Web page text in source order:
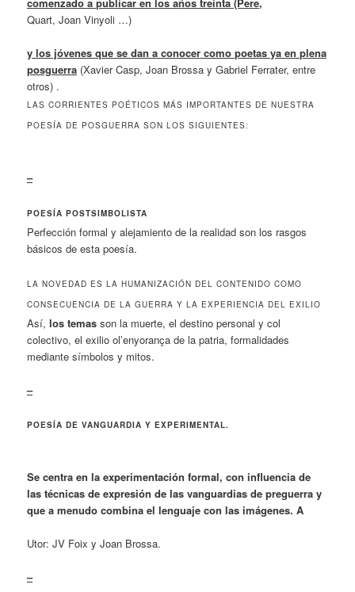
Quart, Joan Vinyoli …)
y los jóvenes que se dan a conocer como poetas ya en plena
posguerra (Xavier Casp, Joan Brossa y Gabriel Ferrater, entre
otros) .
LAS CORRIENTES POÉTICOS MÁS IMPORTANTES DE NUESTRA
POESÍA DE POSGUERRA SON LOS SIGUIENTES:
–
POESÍA POSTSIMBOLISTA
Perfección formal y alejamiento de la realidad son los rasgos
básicos de esta poesía.
LA NOVEDAD ES LA HUMANIZACIÓN DEL CONTENIDO COMO
CONSECUENCIA DE LA GUERRA Y LA EXPERIENCIA DEL EXILIO
Así,los temas son la muerte, el destino personal y col
colectivo, el exilio ol’enyorança de la patria, formalidades
mediante símbolos y mitos.
–
POESÍA DE VANGUARDIA Y EXPERIMENTAL.
Se centra en la experimentación formal, con influencia de
las técnicas de expresión de las vanguardias de preguerra y
que a menudo combina el lenguaje con las imágenes. A
Utor: JV Foix y Joan Brossa.
–